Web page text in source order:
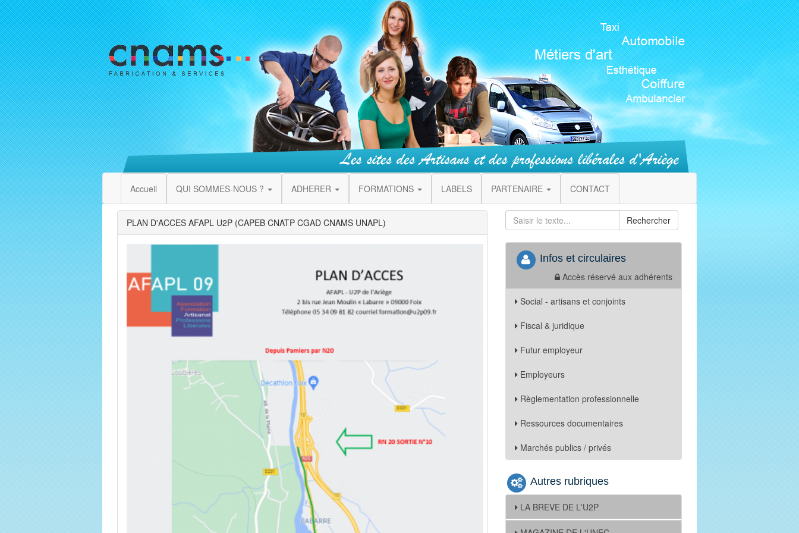
Accueil QUI SOMMES-NOUS ? ADHERER FORMATIONS LABELS PARTENAIRE CONTACT
PLAN D'ACCES AFAPL U2P (CAPEB CNATP CGAD CNAMS UNAPL) Rechercher
Infos et circulaires
Accès réservé aux adhérents
Social - artisans et conjoints
Fiscal & juridique
Futur employeur
Employeurs
Règlementation professionnelle
Ressources documentaires
Marchés publics / privés
Autres rubriques
LA BREVE DE L'U2P